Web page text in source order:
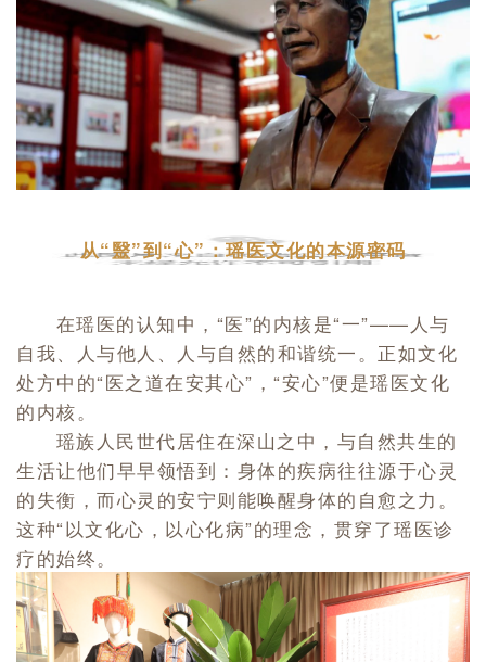
从“毉”到“心”：瑶医文化的本源密码
在瑶医的认知中，“医”的内核是“一”——人与
自我、人与他人、人与自然的和谐统一。正如文化
处方中的“医之道在安其心”，“安心”便是瑶医文化
的内核。
瑶族人民世代居住在深山之中，与自然共生的
生活让他们早早领悟到：身体的疾病往往源于心灵
的失衡，而心灵的安宁则能唤醒身体的自愈之力。
这种“以文化心，以心化病”的理念，贯穿了瑶医诊
疗的始终。